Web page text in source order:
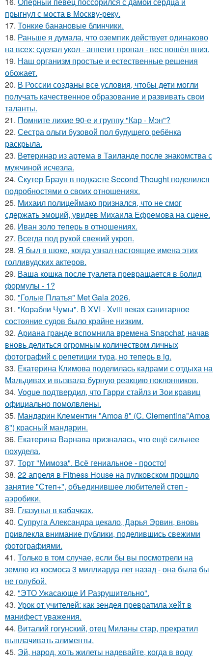
прыгнул с моста в Москву-реку.
17. Тонкие банановые блинчики.
18. Раньше я думала, что оземпик действует одинаково
на всех: сделал укол - аппетит пропал - вес пошёл вниз.
19. Наш организм простые и естественные решения
обожает.
20. В России созданы все условия, чтобы дети могли
получать качественное образование и развивать свои
таланты.
21. Помните лихие 90-е и группу "Кар - Мэн"?
22. Сестра ольги бузовой пол будущего ребёнка
раскрыла.
23. Ветеринар из артема в Таиланде после знакомства с
мужчиной исчезла.
24. Скутер Браун в подкасте Second Thought поделился
подробностями о своих отношениях.
25. Михаил полицеймако признался, что не смог
сдержать эмоций, увидев Михаила Ефремова на сцене.
26. Иван золо теперь в отношениях.
27. Всегда под рукой свежий укроп.
28. Я был в шоке, когда узнал настоящие имена этих
голливудских актеров.
29. Ваша кошка после туалета превращается в болид
формулы - 1?
30. "Голые Платья" Met Gala 2026.
31. "Корабли Чумы". В XVI - Xviii веках санитарное
состояние судов было крайне низким.
32. Ариана гранде вспомнила времена Snapchat, начав
вновь делиться огромным количеством личных
фотографий с репетиции тура, но теперь в ig.
33. Екатерина Климова поделилась кадрами с отдыха на
Мальдивах и вызвала бурную реакцию поклонников.
34. Vogue подтвердил, что Гарри стайлз и Зои кравиц
официально помолвлены.
35. Мандарин Клементин "Amoa 8" (C. Clementina"Amoa
8") красный мандарин.
36. Екатерина Варнава призналась, что ещё сильнее
похудела.
37. Торт "Мимоза". Всё гениальное - просто!
38. 22 апреля в Fitness House на пулковском прошло
занятие "Степ+", объединившее любителей степ -
аэробики.
39. Глазунья в кабачках.
40. Супруга Александра цекало, Дарья Эрвин, вновь
привлекла внимание публики, поделившись свежими
фотографиями.
41. Только в том случае, если бы вы посмотрели на
землю из космоса 3 миллиарда лет назад - она была бы
не голубой.
42. "ЭТО Ужасающе И Разрушительно".
43. Урок от учителей: как зендея превратила хейт в
манифест уважения.
44. Виталий гогунский, отец Миланы стар, прекратил
выплачивать алименты.
45. Эй, народ, хоть жилеты надевайте, когда в воду